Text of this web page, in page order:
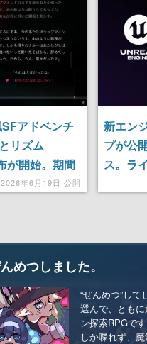
アドベンチ
リズム
が開始。期間
2026年6月19日 公開
新エン
プが公
ス。ラ
発す
めつしました。
“ぜんめつ”し
選んで、とも
ン探索RPGで
しか喋れず、